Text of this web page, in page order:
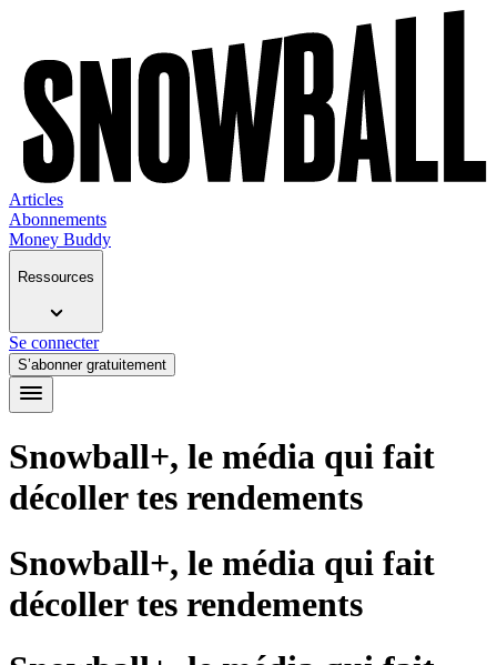
Articles
Abonnements
Money Buddy
Ressources
Se connecter
S’abonner gratuitement
Snowball+, le média qui fait
décoller tes rendements
Snowball+, le média qui fait
décoller tes rendements